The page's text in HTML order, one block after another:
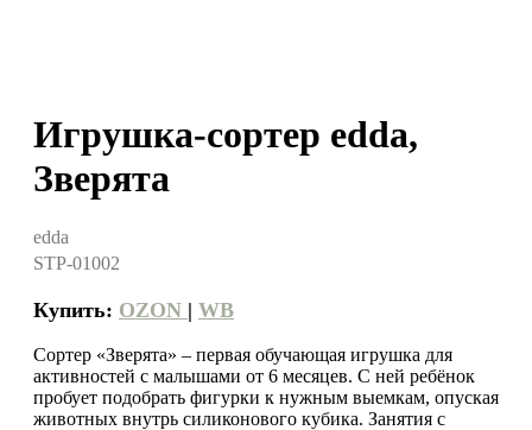
Игрушка-сортер edda,
Зверята
edda
STP-01002
Купить: OZON | WB
Сортер «Зверята» – первая обучающая игрушка для
активностей с малышами от 6 месяцев. С ней ребёнок
пробует подобрать фигурки к нужным выемкам, опуская
животных внутрь силиконового кубика. Занятия с